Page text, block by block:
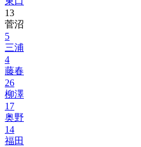
13
菅沼
5
三浦
4
藤春
26
柳澤
17
奥野
14
福田